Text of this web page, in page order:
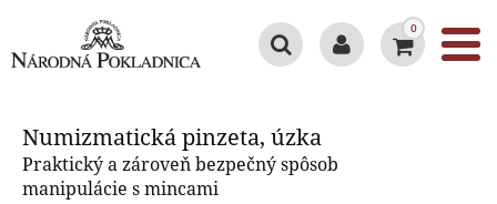
0
Numizmatická pinzeta, úzka
Praktický a zároveň bezpečný spôsob
manipulácie s mincami
Numizmatická pinzeta, úzka